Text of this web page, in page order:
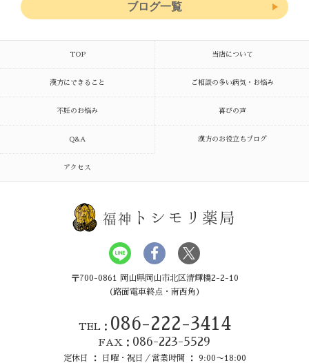
ブログ一覧
TOP 当店について
漢方にできること ご相談の多い病気・お悩み
不妊のお悩み 喜びの声
Q&A 漢方のお役立ちブログ
アクセス
福神 トシモリ薬局
〒700-0861 岡山県岡山市北区清輝橋2-2-10
（路面電車終点・南西角）
TEL： 086-222-3414
FAX： 086-223-5529
定休日 ： 日曜・祝日／営業時間 ： 9:00〜18:00